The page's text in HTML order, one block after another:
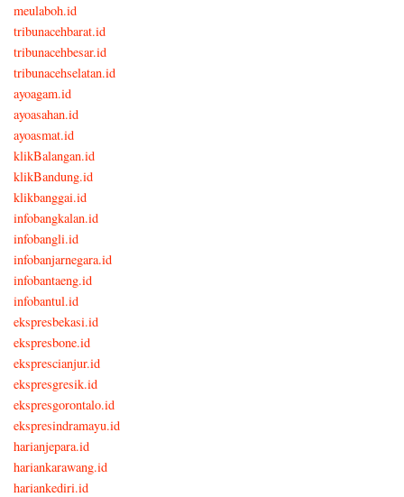
meulaboh.id
tribunacehbarat.id
tribunacehbesar.id
tribunacehselatan.id
ayoagam.id
ayoasahan.id
ayoasmat.id
klikBalangan.id
klikBandung.id
klikbanggai.id
infobangkalan.id
infobangli.id
infobanjarnegara.id
infobantaeng.id
infobantul.id
ekspresbekasi.id
ekspresbone.id
eksprescianjur.id
ekspresgresik.id
ekspresgorontalo.id
ekspresindramayu.id
harianjepara.id
hariankarawang.id
hariankediri.id